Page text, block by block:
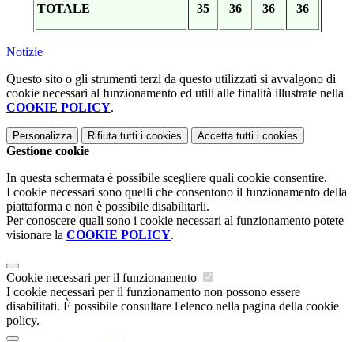
TOTALE 35 36 36 36
Notizie
Questo sito o gli strumenti terzi da questo utilizzati si avvalgono di
cookie necessari al funzionamento ed utili alle finalità illustrate nella
COOKIE POLICY.
Personalizza Rifiuta tutti i cookies Accetta tutti i cookies
Gestione cookie
In questa schermata è possibile scegliere quali cookie consentire.
I cookie necessari sono quelli che consentono il funzionamento della
piattaforma e non è possibile disabilitarli.
Per conoscere quali sono i cookie necessari al funzionamento potete
visionare la COOKIE POLICY.
Cookie necessari per il funzionamento
I cookie necessari per il funzionamento non possono essere
disabilitati. È possibile consultare l'elenco nella pagina della cookie
policy.